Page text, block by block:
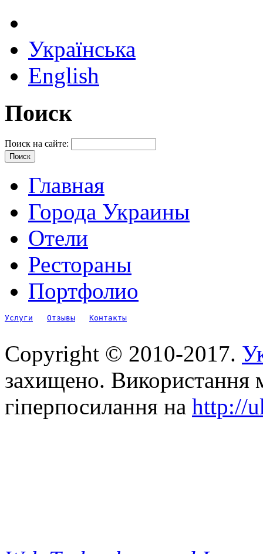
Українська
English
Поиск
Поиск на сайте:
Главная
Города Украины
Отели
Рестораны
Портфолио
Услуги Отзывы Контакты
Copyright © 2010-2017.
захищено. Використання
гіперпосилання на http://